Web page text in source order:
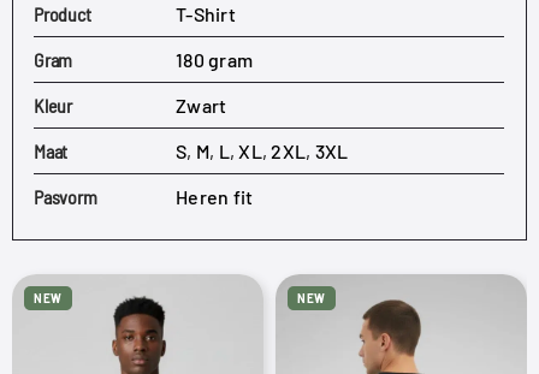
Product
T-Shirt
Gram
180 gram
Kleur
Zwart
Maat
S, M, L,XL,2XL, 3XL
Pasvorm
Heren fit
NEW NEW